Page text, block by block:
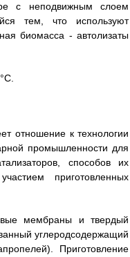
с неподвижным слоем
тем, что используют
биомасса - автолизаты
отношение к технологии
промышленности для
способов их
приготовленных
мембраны и твердый
углеродсодержащий
Приготовление